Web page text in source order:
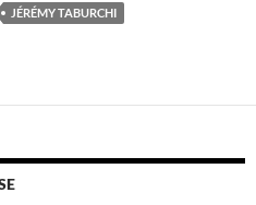
e JÉRÉMY TABURCHI